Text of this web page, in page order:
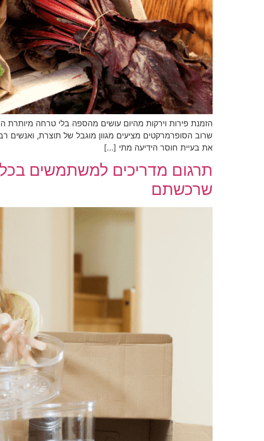
הזמנת פירות וירקות מהיום עושים מהספה בלי טרחה מיותרת
שרוב הסופרמרקטים מציעים מגוון מוגבל של תוצרת, ואנשים
את בעיית חוסר הידיעה מתי […]
תרגום מדריכים למשתמשים
שרכשתם